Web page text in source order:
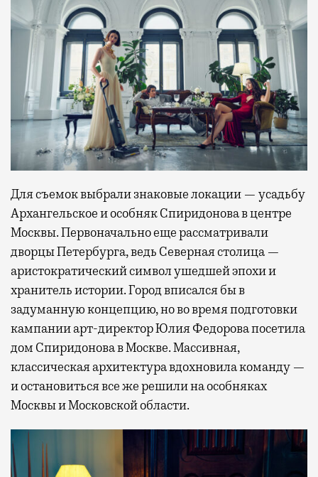
Для съемок выбрали знаковые локации — усадьбу
Архангельское и особняк Спиридонова в центре
Москвы. Первоначально еще рассматривали
дворцы Петербурга, ведь Северная столица —
аристократический символ ушедшей эпохи и
хранитель истории. Город вписался бы в
задуманную концепцию, но во время подготовки
кампании арт-директор Юлия Федорова посетила
дом Спиридонова в Москве. Массивная,
классическая архитектура вдохновила команду —
и остановиться все же решили на особняках
Москвы и Московской области.